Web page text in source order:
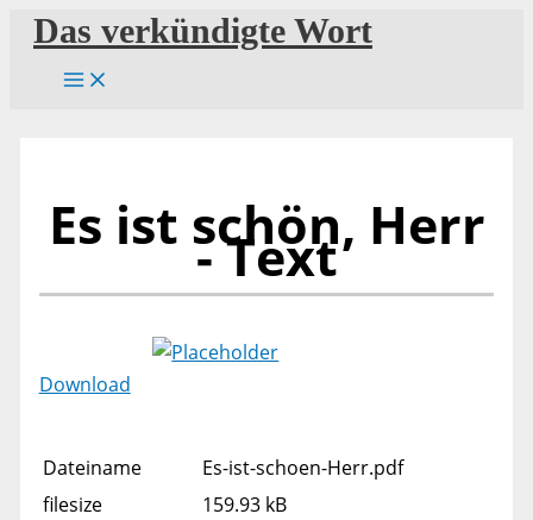
Zum
Inhalt
springen
Das verkündigte Wort
Es ist schön, Herr
- Text
Download
Dateiname
Es-ist-schoen-Herr.pdf
filesize
159.93 kB